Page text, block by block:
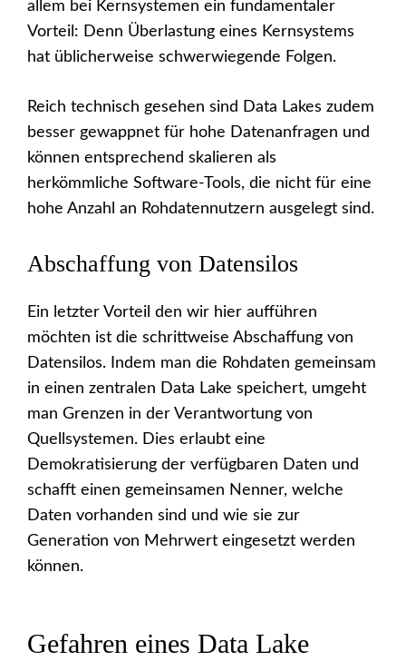
allem bei Kernsystemen ein fundamentaler
Vorteil: Denn Überlastung eines Kernsystems
hat üblicherweise schwerwiegende Folgen.
Reich technisch gesehen sind Data Lakes zudem
besser gewappnet für hohe Datenanfragen und
können entsprechend skalieren als
herkömmliche Software-Tools, die nicht für eine
hohe Anzahl an Rohdatennutzern ausgelegt sind.
Abschaffung von Datensilos
Ein letzter Vorteil den wir hier aufführen
möchten ist die schrittweise Abschaffung von
Datensilos. Indem man die Rohdaten gemeinsam
in einen zentralen Data Lake speichert, umgeht
man Grenzen in der Verantwortung von
Quellsystemen. Dies erlaubt eine
Demokratisierung der verfügbaren Daten und
schafft einen gemeinsamen Nenner, welche
Daten vorhanden sind und wie sie zur
Generation von Mehrwert eingesetzt werden
können.
Gefahren eines Data Lake